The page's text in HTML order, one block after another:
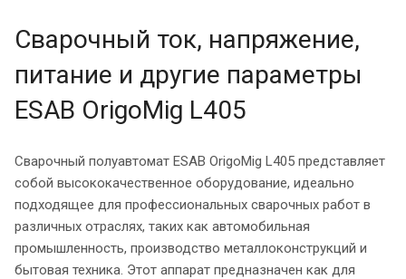
Сварочный ток, напряжение,
питание и другие параметры
ESAB OrigoMig L405
Сварочный полуавтомат ESAB OrigoMig L405 представляет
собой высококачественное оборудование, идеально
подходящее для профессиональных сварочных работ в
различных отраслях, таких как автомобильная
промышленность, производство металлоконструкций и
бытовая техника. Этот аппарат предназначен как для